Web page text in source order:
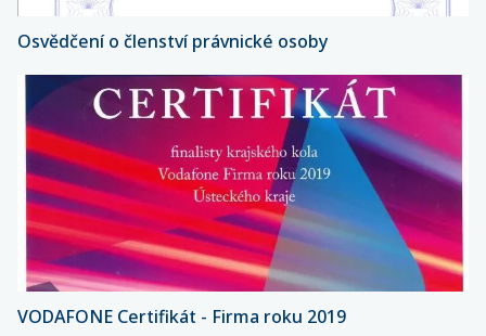
Osvědčení o členství právnické osoby
VODAFONE Certifikát - Firma roku 2019